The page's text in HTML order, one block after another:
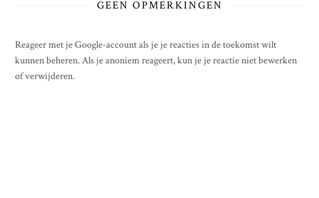
GEEN OPMERKINGEN
Reageer met je Google-account als je je reacties in de toekomst wilt
kunnen beheren. Als je anoniem reageert, kun je je reactie niet bewerken
of verwijderen.